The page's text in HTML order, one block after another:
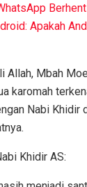
Apakah
Allah, Mbah
karomah
Nabi Khidir
Khidir AS: